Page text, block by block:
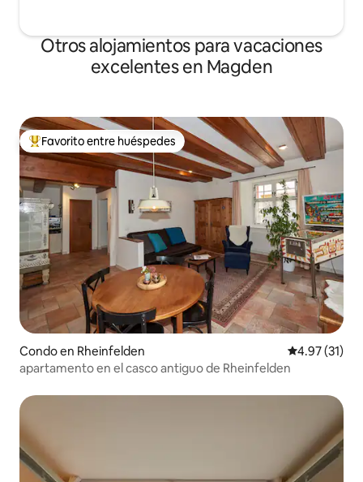
Otros alojamientos para vacaciones
excelentes en Magden
Favorito entre huéspedes preferido
Favorito entre huéspedes
Condo en Rheinfelden Calificación
4.97 (31)
apartamento en el casco antiguo de Rheinfelden